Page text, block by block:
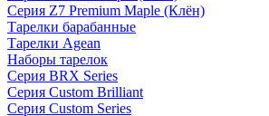
Серия Z7 Premium Maple (Клён)
Тарелки барабанные
Тарелки Agean
Наборы тарелок
Серия BRX Series
Серия Custom Brilliant
Серия Custom Series